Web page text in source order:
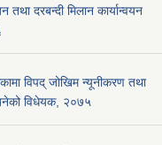
तथा दरबन्दी मिलान कार्यान्वयन
विपद् जोखिम न्यूनीकरण तथा
विधेयक, २०७५